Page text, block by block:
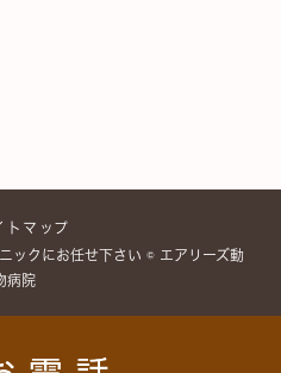
トマップ
ックにお任せ下さい © エアリーズ動
病院